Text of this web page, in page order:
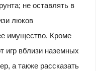
не оставлять в
люков
имущество. Кроме
игр вблизи наземных
а также рассказать